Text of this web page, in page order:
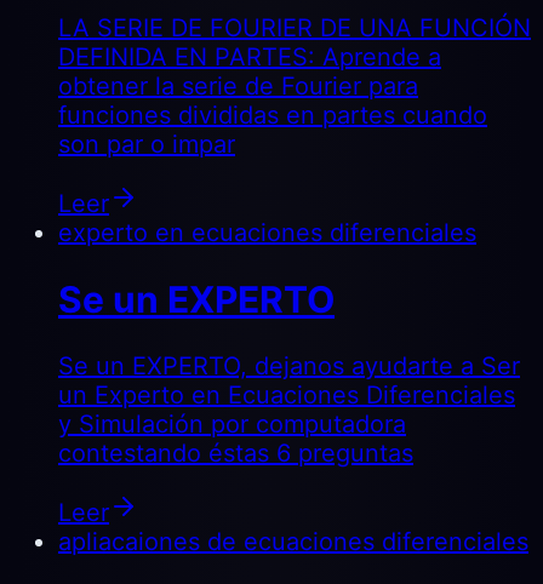
LA SERIE DE FOURIER DE UNA FUNCIÓN
DEFINIDA EN PARTES: Aprende a
obtener la serie de Fourier para
funciones divididas en partes cuando
son par o impar
Leer
experto en ecuaciones diferenciales
Se un EXPERTO
Se un EXPERTO, dejanos ayudarte a Ser
un Experto en Ecuaciones Diferenciales
y Simulación por computadora
contestando éstas 6 preguntas
Leer
apliacaiones de ecuaciones diferenciales